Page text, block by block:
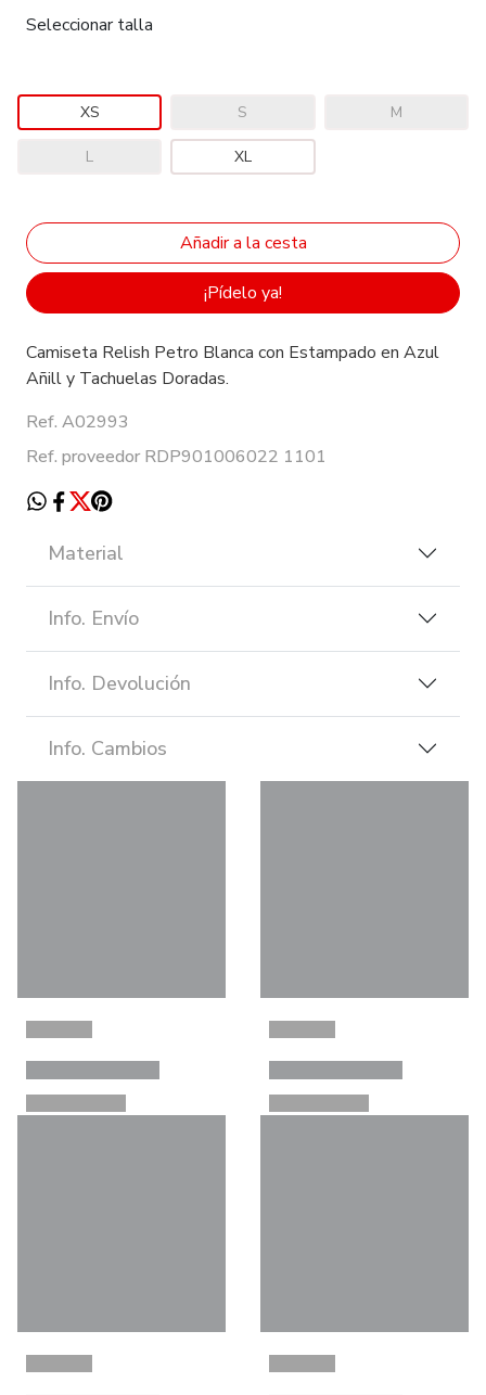
Seleccionar talla
XS S M
L XL
¡Pídelo ya!
Camiseta Relish Petro Blanca con Estampado en Azul
Añill y Tachuelas Doradas.
Ref. A02993
Ref. proveedor RDP901006022 1101
Material
Info. Envío
Info. Devolución
Info. Cambios